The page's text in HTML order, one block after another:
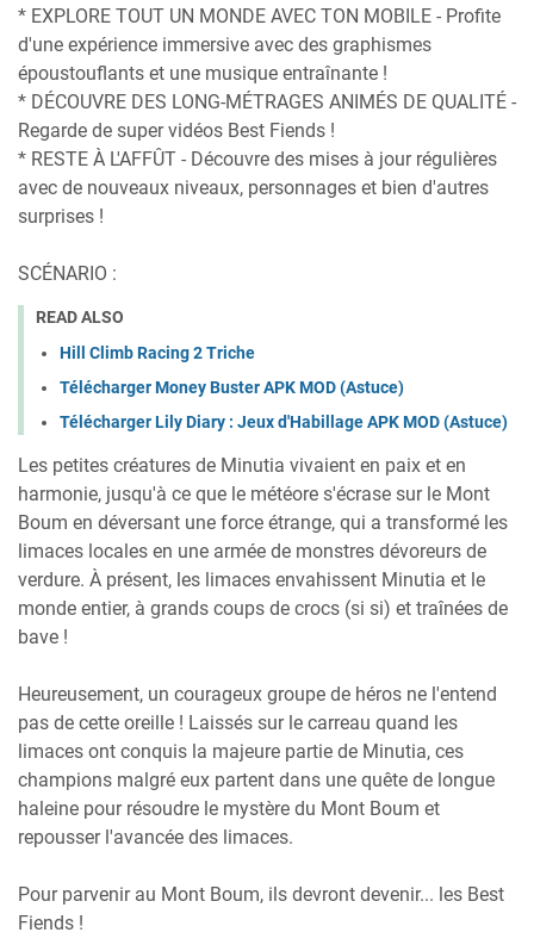
* EXPLORE TOUT UN MONDE AVEC TON MOBILE - Profite
d'une expérience immersive avec des graphismes
époustouflants et une musique entraînante !
* DÉCOUVRE DES LONG-MÉTRAGES ANIMÉS DE QUALITÉ -
Regarde de super vidéos Best Fiends !
* RESTE À L'AFFÛT - Découvre des mises à jour régulières
avec de nouveaux niveaux, personnages et bien d'autres
surprises !
SCÉNARIO :
READ ALSO
Hill Climb Racing 2 Triche
Télécharger Money Buster APK MOD (Astuce)
Télécharger Lily Diary : Jeux d'Habillage APK MOD (Astuce)
Les petites créatures de Minutia vivaient en paix et en
harmonie, jusqu'à ce que le météore s'écrase sur le Mont
Boum en déversant une force étrange, qui a transformé les
limaces locales en une armée de monstres dévoreurs de
verdure. À présent, les limaces envahissent Minutia et le
monde entier, à grands coups de crocs (si si) et traînées de
bave !
Heureusement, un courageux groupe de héros ne l'entend
pas de cette oreille ! Laissés sur le carreau quand les
limaces ont conquis la majeure partie de Minutia, ces
champions malgré eux partent dans une quête de longue
haleine pour résoudre le mystère du Mont Boum et
repousser l'avancée des limaces.
Pour parvenir au Mont Boum, ils devront devenir... les Best
Fiends !